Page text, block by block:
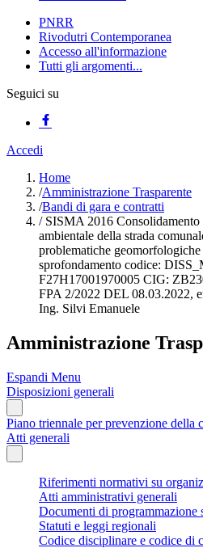
PNRR
Rivodutri Contemporanea
Accesso all'informazione
Tutti gli argomenti...
Seguici su
Accedi
Home
/Amministrazione Trasparente
/Bandi di gara e contratti
/SISMA 2016 Consolidamento
ambientale della strada
problematiche
sprofondamento codice:
F27H17001970005 CIG:
FPA 2/2022 DEL 08.03.2022,
Ing. Silvi Emanuele
Amministrazione
Espandi Menu
Disposizioni generali
Piano triennale per prevenzione della
Atti generali
Riferimenti normativi su
Atti amministrativi generali
Documenti di programmazione
Statuti e leggi regionali
Codice disciplinare e codice di